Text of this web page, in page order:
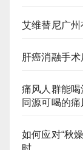
艾维替尼广
肝癌消融手
痛风人群能
同源可喝的痛
如何应对“秋
时